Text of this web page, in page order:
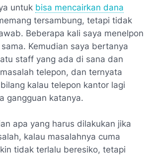
untuk bisa mencairkan dana
tersambung, tetapi tidak
Beberapa kali saya menelpon
Kemudian saya bertanya
staff yang ada di sana dan
telepon, dan ternyata
kalau telepon kantor lagi
gangguan katanya.
apa yang harus dilakukan jika
kalau masalahnya cuma
tidak terlalu beresiko, tetapi